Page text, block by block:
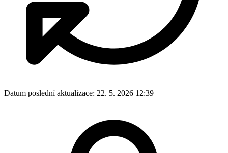
Datum poslední aktualizace: 22. 5. 2026 12:39